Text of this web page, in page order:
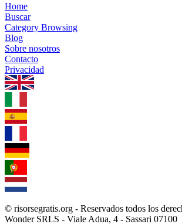
Home
Buscar
Category Browsing
Blog
Sobre nosotros
Contacto
Privacidad
© risorsegratis.org - Reservados todos los
Wonder SRLS - Viale Adua, 4 - Sassari 07100